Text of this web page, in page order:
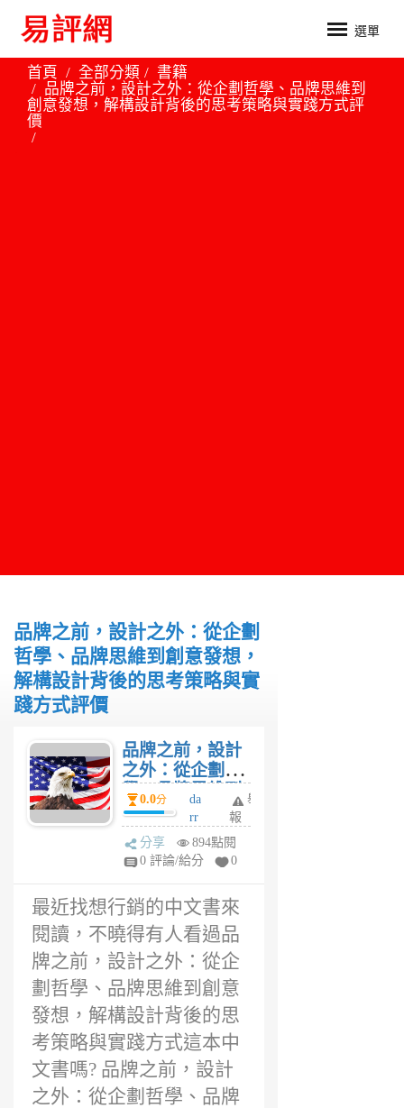
選單
首頁 全部分類
書籍
品牌之前，設計之外：從企劃哲學、品牌思維到
創意發想，解構設計背後的思考策略與實踐方式評
價
品牌之前，設計之外：從企劃
哲學、品牌思維到創意發想，
解構設計背後的思考策略與實
踐方式評價
品牌之前，設計
之外：從企劃哲
學、品牌思維到
創意發想，解構
設計背後的思考
策略與實踐方式
評價
0.0分
da
rr
en
6
舉
報
分享
894點閱
0 評論/給分
0
最近找想行銷的中文書來
閱讀，不曉得有人看過品
牌之前，設計之外：從企
劃哲學、品牌思維到創意
發想，解構設計背後的思
考策略與實踐方式這本中
文書嗎? 品牌之前，設計
之外：從企劃哲學、品牌